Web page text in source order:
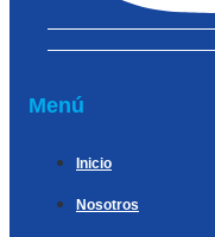
Menú
Inicio
Nosotros